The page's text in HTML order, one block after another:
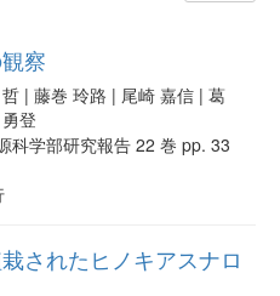
察
| 藤巻 玲路 | 尾崎 嘉信 | 葛
登
科学部研究報告 22 巻 pp. 33
されたヒノキアスナロ